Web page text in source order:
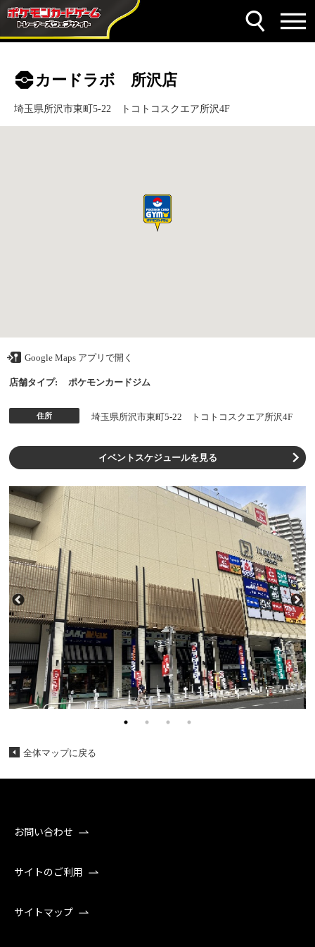
カードラボ 所沢店
埼玉県所沢市東町5-22 トコトコスクエア所沢4F
Google Maps アプリで開く
店舗タイプ: ポケモンカードジム
住所 埼玉県所沢市東町5-22 トコトコスクエア所沢4F
イベントスケジュールを見る
全体マップに戻る
お問い合わせ
サイトのご利用
サイトマップ